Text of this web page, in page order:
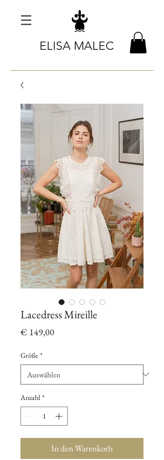
ELISA MALEC
Lacedress Mireille
€ 149,00Preis
Größe *
Anzahl *
In den Warenkorb